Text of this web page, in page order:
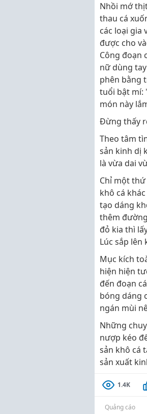
Nhồi mớ
thau cá
các loại gia
được cho
Công đoạn
nữ dùng
phên bằng
tuổi bật mí:
món này
Đừng thấy
Theo tâm
sản kinh dị
là vừa dai
Chỉ một
khô cá
tạo dáng
thêm
đỏ kia thì
Lúc sắp lên
Mục kích
hiện hiện
đến đoạn
bóng dáng
ngán mùi
Những
nượp kéo
sản khô cá
sản xuất
1.4K
Quảng cáo